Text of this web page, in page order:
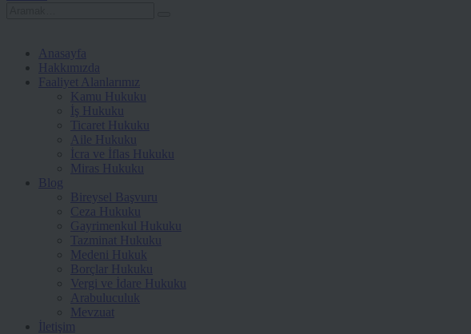
Anasayfa
Hakkımızda
Faaliyet Alanlarımız
Kamu Hukuku
İş Hukuku
Ticaret Hukuku
Aile Hukuku
İcra ve İflas Hukuku
Miras Hukuku
Blog
Bireysel Başvuru
Ceza Hukuku
Gayrimenkul Hukuku
Tazminat Hukuku
Medeni Hukuk
Borçlar Hukuku
Vergi ve İdare Hukuku
Arabuluculuk
Mevzuat
İletişim